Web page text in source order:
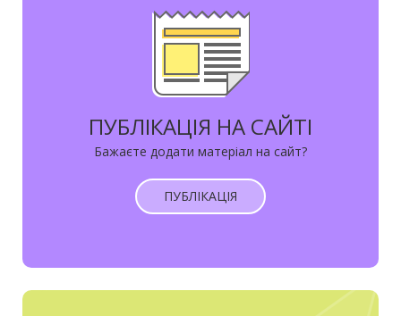
ПУБЛІКАЦІЯ НА САЙТІ
Бажаєте додати матеріал на сайт?
ПУБЛІКАЦІЯ